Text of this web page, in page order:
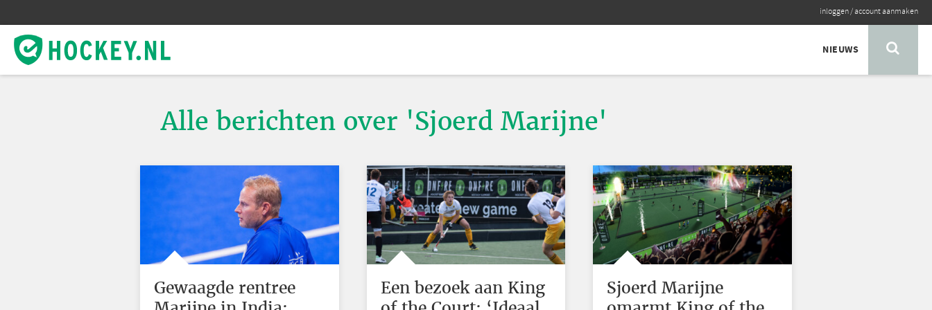
inloggen/account aanmaken
NIEUWS
Alle berichten over 'Sjoerd Marijne'
Gewaagde rentree
Een bezoek aan King
Sjoerd Marijne